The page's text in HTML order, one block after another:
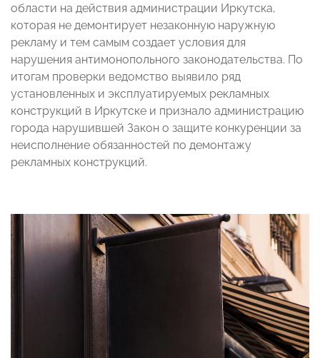
области на действия администрации Иркутска,
которая не демонтирует незаконную наружную
рекламу и тем самым создает условия для
нарушения антимонопольного законодательства. По
итогам проверки ведомство выявило ряд
установленных и эксплуатируемых рекламных
конструкций в Иркутске и признало администрацию
города нарушившей Закон о защите конкуренции за
неисполнение обязанностей по демонтажу
рекламных конструкций.